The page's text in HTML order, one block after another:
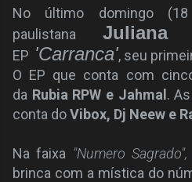
No último domingo
paulistana
Juliana
EP 'Carranca', seu
O EP que conta com
da Rubia RPW e Jahmal .
conta doVibox, Dj Neew e
Na faixa "Numero Sagrado",
brinca com a mística do